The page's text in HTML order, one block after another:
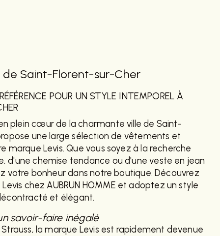
de Saint-Florent-sur-Cher
POUR UN STYLE INTEMPOREL À
en plein cœur de la charmante ville de Saint-
une large sélection de vêtements et
marque Levis. Que vous soyez à la recherche
d'une chemise tendance ou d'une veste en jean
votre bonheur dans notre boutique. Découvrez
chez AUBRUN HOMME et adoptez un style
et élégant.
savoir-faire inégalé
Strauss, la marque Levis est rapidement devenue